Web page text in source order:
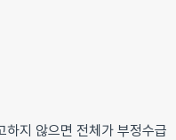
하지 않으면 전체가 부정수급